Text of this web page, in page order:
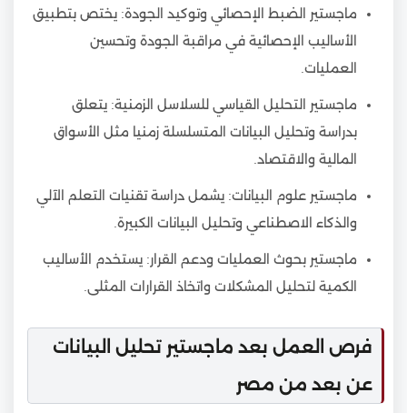
ماجستير الضبط الإحصائي وتوكيد الجودة: يختص بتطبيق
الأساليب الإحصائية في مراقبة الجودة وتحسين
العمليات.
ماجستير التحليل القياسي للسلاسل الزمنية: يتعلق
بدراسة وتحليل البيانات المتسلسلة زمنيا مثل الأسواق
المالية والاقتصاد.
ماجستير علوم البيانات: يشمل دراسة تقنيات التعلم الآلي
والذكاء الاصطناعي وتحليل البيانات الكبيرة.
ماجستير بحوث العمليات ودعم القرار: يستخدم الأساليب
الكمية لتحليل المشكلات واتخاذ القرارات المثلى.
فرص العمل بعد ماجستير تحليل البيانات
عن بعد من مصر